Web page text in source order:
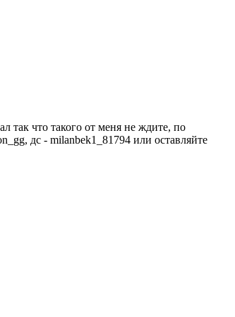
так что такого от меня не ждите, по
дс - milanbek1_81794 или оставляйте